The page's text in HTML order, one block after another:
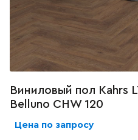
Виниловый пол Kahrs
Belluno CHW 120
Цена по запросу